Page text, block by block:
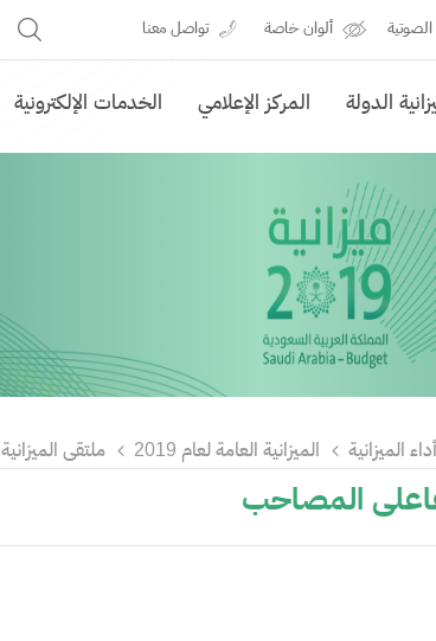
الصوتية ألوان خاصة تواصل معنا
الدولة المركز الإعلامي الخدمات الإلكترونية
الميزانية الميزانية العامة لعام 2019 ملتقى الميزانية
المصاحب